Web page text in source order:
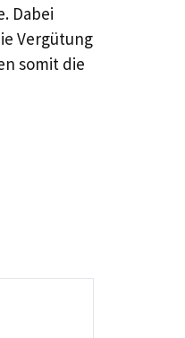
Dabei
Vergütung
somit die